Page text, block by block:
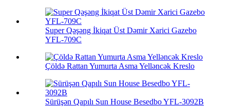
Super Qəşəng İkiqat Üst Dəmir Xarici Gazebo
YFL-709C
Çöldə Rattan Yumurta Asma Yelləncək Kreslo
Sürüşən Qapılı Sun House Besedbo YFL-3092B